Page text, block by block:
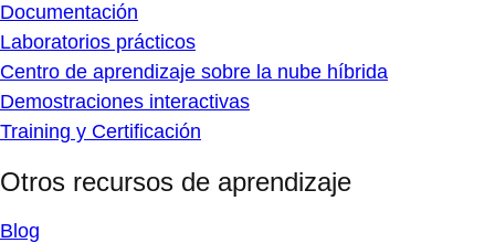
Documentación
Laboratorios prácticos
Centro de aprendizaje sobre la nube híbrida
Demostraciones interactivas
Training y Certificación
Otros recursos de aprendizaje
Blog